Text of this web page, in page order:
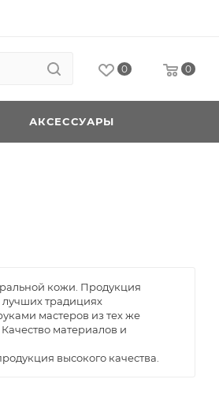
0 0
АКСЕССУАРЫ
кожи. Продукция
традициях
мастеров из тех же
материалов и
высокого качества.